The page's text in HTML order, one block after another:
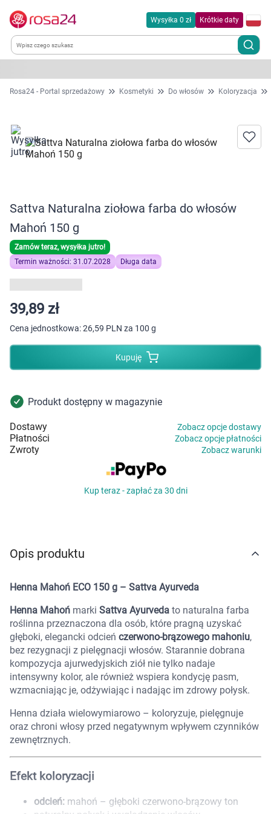
Korzystamy z plików cookies w celu
Wysyłka 0 zł Krótkie daty
Kategorie
Dla zwierząt
Zdrowie
Kobieta w ciąży i mama
Dziecko
Higiena
Kosmetyki
Mężczyzna
Zdrowy styl życia
Zabawki
Marki
Rosa24 - Portal sprzedażowy Kosmetyki Do włosów Koloryzacja
Sattva Naturalna ziołowa farba do włosów
Mahoń 150 g
Zamów teraz, wysyłka jutro!
Termin ważności: 31.07.2028
Długa data
39,89 zł
Cena jednostkowa:26,59 PLN za 100 g
Kupuję
Produkt dostępny w magazynie
Dostawy Zobacz opcje dostawy
Płatności Zobacz opcje płatności
Zwroty Zobacz warunki
Kup teraz - zapłać za 30 dni
Opis produktu
Henna Mahoń ECO 150 g – Sattva Ayurveda
Henna Mahoń marki Sattva Ayurveda to naturalna farba
roślinna przeznaczona dla osób, które pragną uzyskać
głęboki, elegancki odcień czerwono-brązowego mahoniu,
bez rezygnacji z pielęgnacji włosów. Starannie dobrana
kompozycja ajurwedyjskich ziół nie tylko nadaje
intensywny kolor, ale również wspiera kondycję pasm,
wzmacniając je, odżywiając i nadając im zdrowy połysk.
Henna działa wielowymiarowo – koloryzuje, pielęgnuje
oraz chroni włosy przed negatywnym wpływem czynników
zewnętrznych.
Efekt koloryzacji
odcień: mahoń – głęboki czerwono-brązowy ton